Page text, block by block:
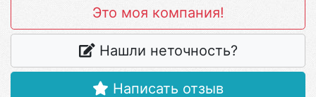
Это моя компания!
Нашли неточность?
Написать отзыв